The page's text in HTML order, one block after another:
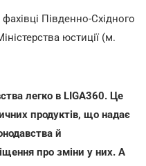
фахівці Південно-Східного
юстиції (м.
легко в LIGA360. Це
продуктів, що надає
й
про зміни у них. А